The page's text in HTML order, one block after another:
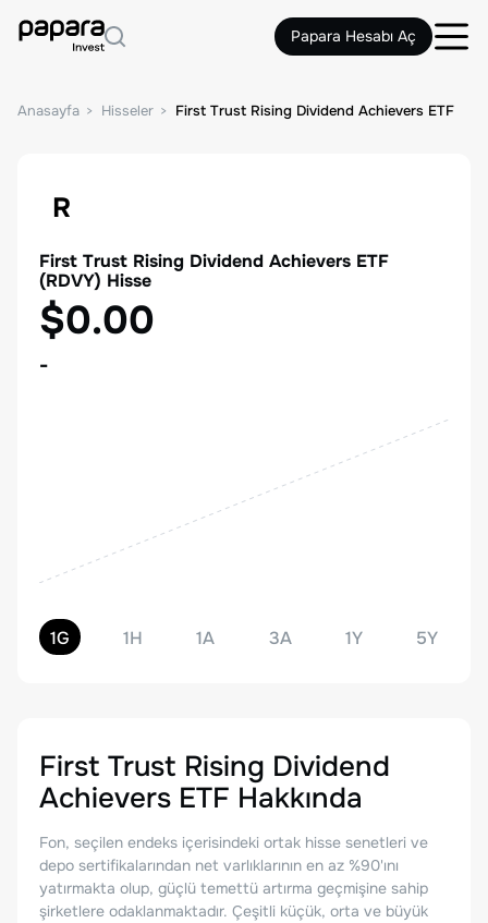
Papara Hesabı Aç
Anasayfa Hisseler First Trust Rising Dividend Achievers ETF
R
First Trust Rising Dividend Achievers ETF
(RDVY) Hisse
$0.00
-
1G 1H 1A 3A 1Y 5Y
First Trust Rising Dividend
Achievers ETF Hakkında
Fon, seçilen endeks içerisindeki ortak hisse senetleri ve
depo sertifikalarından net varlıklarının en az %90'ını
yatırmakta olup, güçlü temettü artırma geçmişine sahip
şirketlere odaklanmaktadır. Çeşitli küçük, orta ve büyük